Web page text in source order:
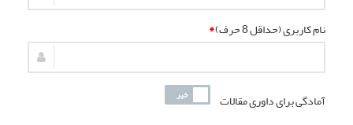
نام کاربری (حداقل 8 حرف) *
آمادگی برای داوری مقالات